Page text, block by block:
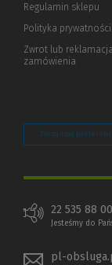
Regulamin sklepu
Polityka prywatności
Zwrot lub
zamówienia
Zarządzaj
22 535 88
Jesteśmy do
pl-